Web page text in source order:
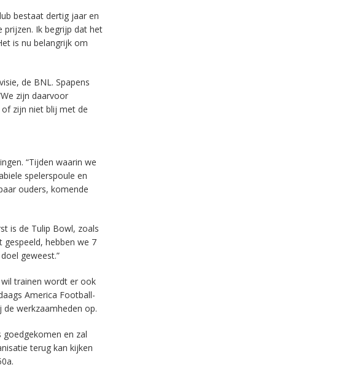
bestaat dertig jaar en
prijzen. Ik begrijp dat het
is nu belangrijk om
de BNL. Spapens
zijn daarvoor
zijn niet blij met de
“Tijden waarin we
spelerspoule en
ouders, komende
is de Tulip Bowl, zoals
hebben we 7
geweest.”
trainen wordt er ook
America Football-
werkzaamheden op.
goedgekomen en zal
terug kan kijken